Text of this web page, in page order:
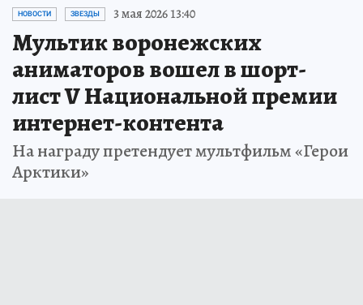
НОВОСТИ ЗВЕЗДЫ 3 мая 2026 13:40
Мультик воронежских
аниматоров вошел в шорт-
лист V Национальной премии
интернет-контента
На награду претендует мультфильм «Герои
Арктики»